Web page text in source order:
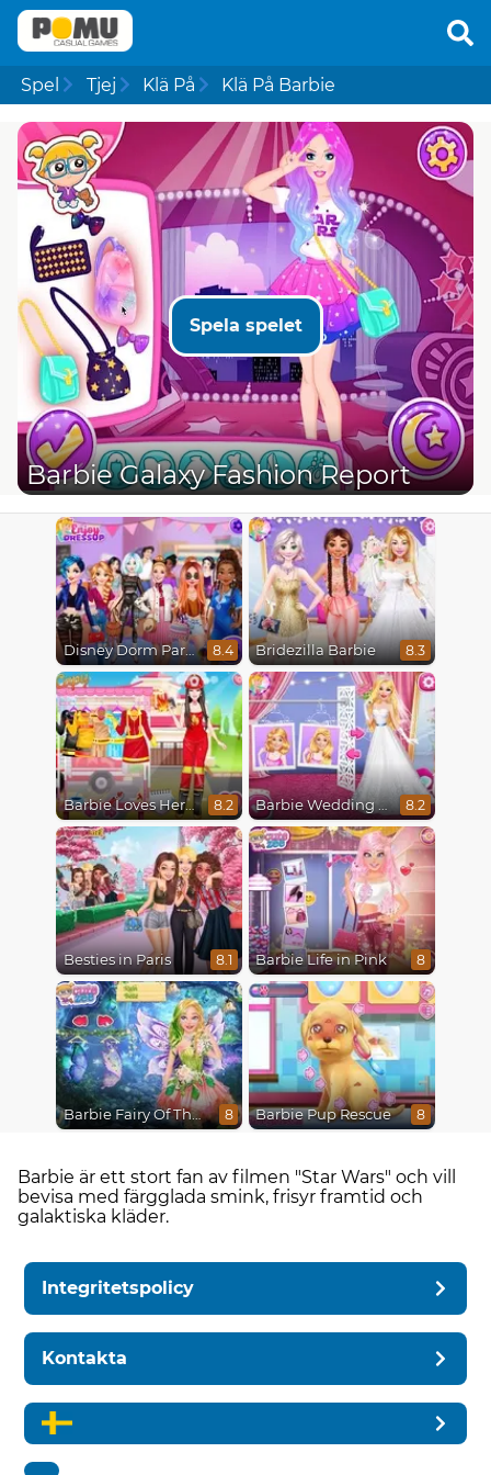
Spel Tjej Klä På Klä På Barbie
Spela spelet
Barbie Galaxy Fashion Report
Disney Dorm Party 8.4 Bridezilla Barbie 8.3
Barbie Loves Her Job 8.2 Barbie Wedding Fun 8.2
Besties in Paris 8.1 Barbie Life in Pink 8
Barbie Fairy Of The Woods 8 Barbie Pup Rescue 8
Barbie är ett stort fan av filmen "Star Wars" och vill
bevisa med färgglada smink, frisyr framtid och
galaktiska kläder.
Integritetspolicy
Kontakta